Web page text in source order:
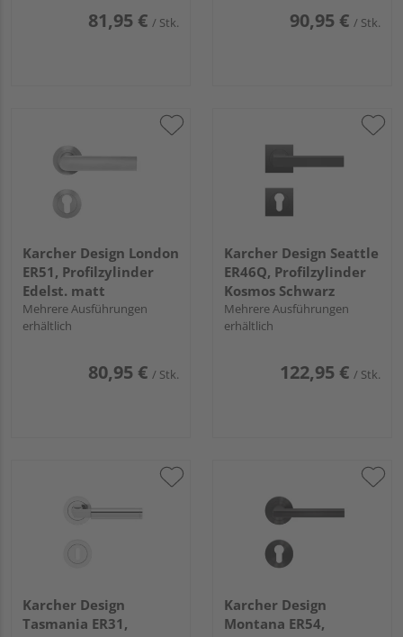
81,95 € / Stk. 90,95 € / Stk.
Karcher Design London
ER51, Profilzylinder
Edelst. matt
Mehrere Ausführungen
erhältlich
80,95 € / Stk.
Karcher Design Seattle
ER46Q, Profilzylinder
Kosmos Schwarz
Mehrere Ausführungen
erhältlich
122,95 € / Stk.
Karcher Design
Tasmania ER31,
Karcher Design
Montana ER54,